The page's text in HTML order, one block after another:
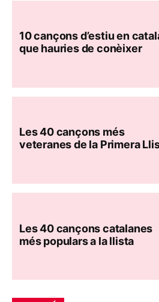
10 cançons d’estiu en
que hauries de conèixer
Les 40 cançons més
veteranes de la Primera
Les 40 cançons catalanes
més populars a la llista